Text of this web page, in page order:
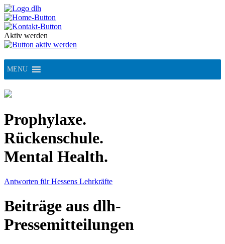
Skip
to
content
Aktiv werden
MENU
Prophylaxe.
Rückenschule.
Mental Health.
Antworten für Hessens Lehrkräfte
Beiträge aus dlh-
Pressemitteilungen